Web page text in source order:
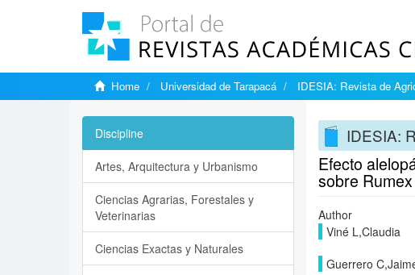
Home Universidad de Tarapacá IDESIA: Revista de
IDESIA:
Efecto
sobre
Author
Viné L,Claudia
Guerrero
Discipline
Artes, Arquitectura y Urbanismo
Ciencias Agrarias, Forestales y
Veterinarias
Ciencias Exactas y Naturales